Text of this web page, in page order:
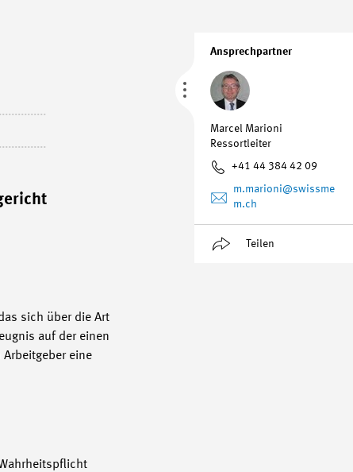
Ansprechpartner
Marcel Marioni
Ressortleiter
+41 44 384 42 09
m.marioni@swissme
m.ch
Teilen
sich über die Art
auf der einen
eine